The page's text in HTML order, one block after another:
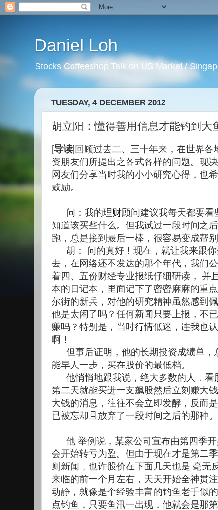
Daniel Loh
Stocks Coffeeshop Talk on US Market /
TUESDAY, 4 DECEMBER 2012
胡立阳：懂得善用信息才能钓到大
[导读]回顾过去二、三十年来，在世界
资朋友们所提出之各式各样的问题。现
网友们分享当时我的小小研究心得，也
鼓励。
问：我的理财顾问建议我每天都要看
知道该买些什么。但我试过一段时间之
跑，总是接到最后一棒，很容易变成帮
胡： 问的真好！现在，就让我来跟
去，在网络还不发达的那个年代，我们
着四、五份财经专业报纸仔细研读， 并
本的日记本，里面记下了密密麻麻的重
尔街的新兵，对他的研究精神虽然感到
他是太闲了吗？任何新闻只要上报，不
赚吗？特别是，当时行情低迷，连我也
啊！
但事后证明，他的长期投资成绩单
能早人一步，买在股价的最低档。
他悄悄地跟我说，绝大多数的人，看
第二天就能买进一支飙股然后立刻赚大
大钱的消息，往往不会立即发酵，反而
已被忘却且放弃了一段时间之后的那种。
他 举例说，某家公司宣布由第四季
会开始转亏为盈。但由于现在才是第二
则新闻，也许股价在下面几天也是 毫无
来临的前一个月左右，天天开始全神贯
动静，就像是个经验丰富的钓鱼老手似
点钓鱼，只要鱼汛一出现，他就会是那